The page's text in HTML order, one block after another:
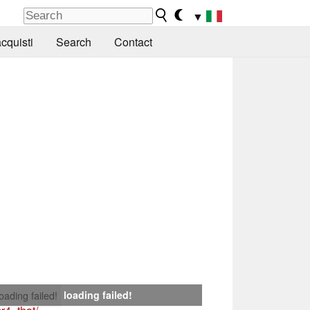
▼
Search Contact
failed! loading failed!